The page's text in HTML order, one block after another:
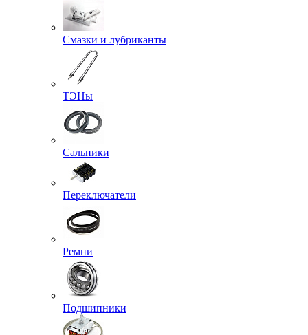
Смазки и лубриканты
ТЭНы
Сальники
Переключатели
Ремни
Подшипники